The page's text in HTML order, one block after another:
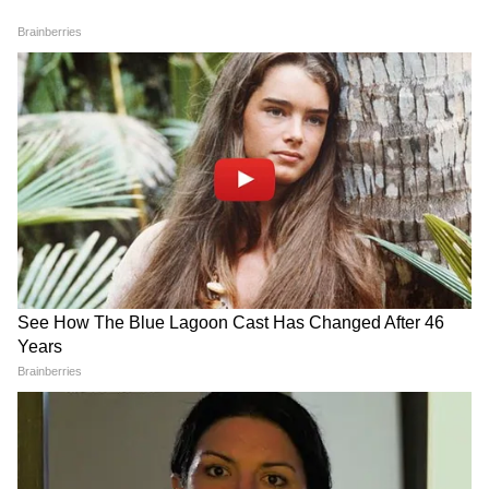
East Bengal: দলবদলে ফের চমক
ইস্টবেঙ্গলের, আসছেন বিশ্বকাপ খেলা উইঙ্গার
FIFA President Gianni
Infantino: বেজায় চাপে
পড়েছেন ইনফান্তিনো! ফিফা
সভাপতিকে সরানোর পরিকল্পনা?
Sunil Chhetri: আজ সুনীলের
জন্মদিন! তবে তাঁর আগেই
জামশেদপুরের দল তুলে নেওয়া
নিয়ে বড় বার্তা দিলেন দেশের
প্রাক্তন অধিনায়ক
LATEST VIDEOS
'আমি ফিরবই'! শেখ হাসিনার বিস্ফোরক
বার্তায় তোলপাড় বাংলাদেশ | Sheikh
Hasina | Bangladesh News
বিদেশ যেতে হবে', পাল্টা জবাব কুণালের! |
Abhishek Banerjee News